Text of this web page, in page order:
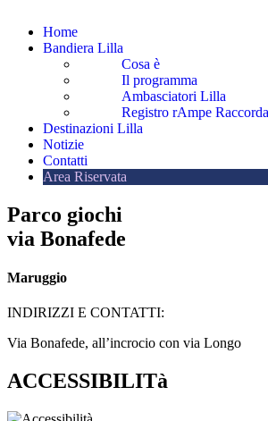
Home
Bandiera Lilla
Cosa è
Il programma
Ambasciatori Lilla
Registro rAmpe
Destinazioni Lilla
Notizie
Contatti
Area Riservata
Parco giochi
via Bonafede
Maruggio
INDIRIZZI E CONTATTI:​
Via Bonafede, all’incrocio con via Longo
ACCESSIBILITà